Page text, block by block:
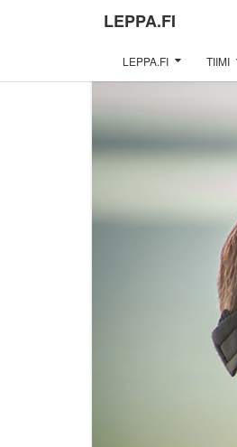
LEPPA.FI
LEPPA.FI TIIMI